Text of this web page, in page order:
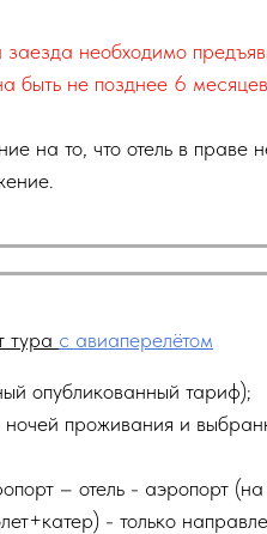
необходимо
быть не позднее 6 месяцев
на то, что отель в праве
тура с авиаперелётом
опубликованный тариф);
проживания и
– отель - аэропорт
- только